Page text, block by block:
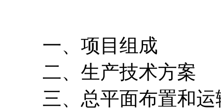
一、项目组成
二、生产技术方案
三、总平面布置和运